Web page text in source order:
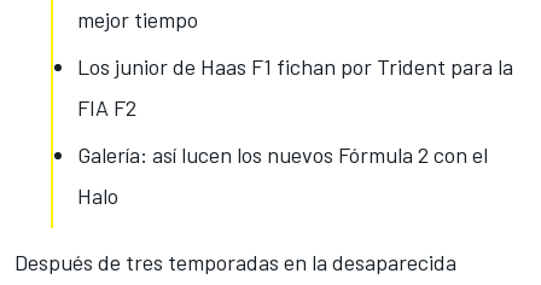
mejor tiempo
Los junior de Haas F1 fichan por Trident para la
FIA F2
Galería: así lucen los nuevos Fórmula 2 con el
Halo
Después de tres temporadas en la desaparecida